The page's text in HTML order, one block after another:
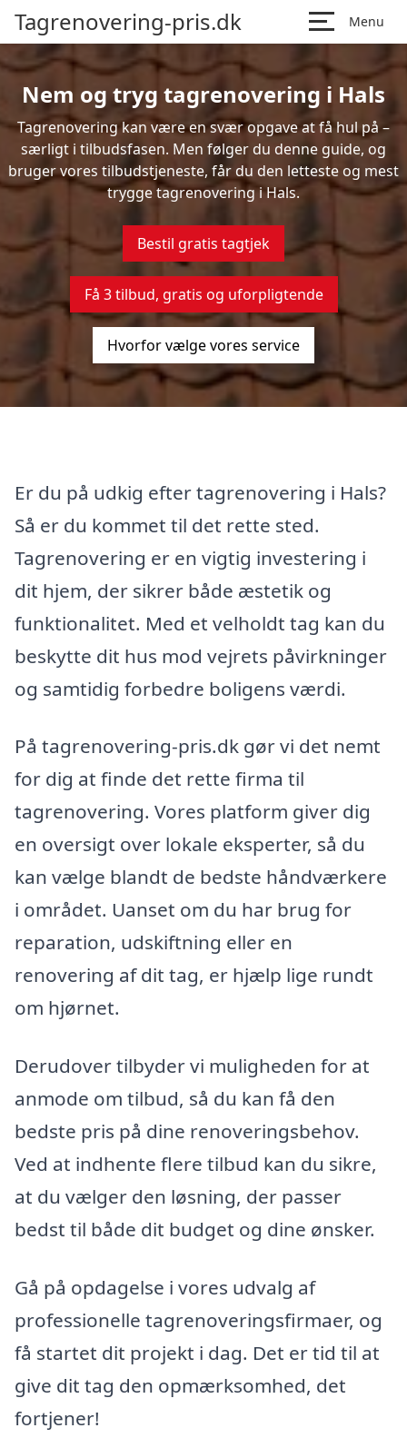
Tagrenovering-pris.dk Menu
Nem og tryg tagrenovering i Hals
Tagrenovering kan være en svær opgave at få hul på –
særligt i tilbudsfasen. Men følger du denne guide, og
bruger vores tilbudstjeneste, får du den letteste og mest
trygge tagrenovering i Hals.
Bestil gratis tagtjek
Få 3 tilbud, gratis og uforpligtende
Hvorfor vælge vores service
Er du på udkig efter tagrenovering i Hals?
Så er du kommet til det rette sted.
Tagrenovering er en vigtig investering i
dit hjem, der sikrer både æstetik og
funktionalitet. Med et velholdt tag kan du
beskytte dit hus mod vejrets påvirkninger
og samtidig forbedre boligens værdi.
På tagrenovering-pris.dk gør vi det nemt
for dig at finde det rette firma til
tagrenovering. Vores platform giver dig
en oversigt over lokale eksperter, så du
kan vælge blandt de bedste håndværkere
i området. Uanset om du har brug for
reparation, udskiftning eller en
renovering af dit tag, er hjælp lige rundt
om hjørnet.
Derudover tilbyder vi muligheden for at
anmode om tilbud, så du kan få den
bedste pris på dine renoveringsbehov.
Ved at indhente flere tilbud kan du sikre,
at du vælger den løsning, der passer
bedst til både dit budget og dine ønsker.
Gå på opdagelse i vores udvalg af
professionelle tagrenoveringsfirmaer, og
få startet dit projekt i dag. Det er tid til at
give dit tag den opmærksomhed, det
fortjener!